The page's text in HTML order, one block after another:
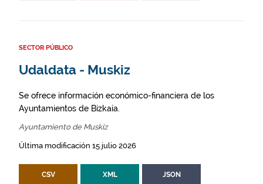
SECTOR PÚBLICO
Udaldata - Muskiz
Se ofrece información económico-financiera de los
Ayuntamientos de Bizkaia.
Ayuntamiento de Muskiz
Última modificación 15 julio 2026
CSV XML JSON